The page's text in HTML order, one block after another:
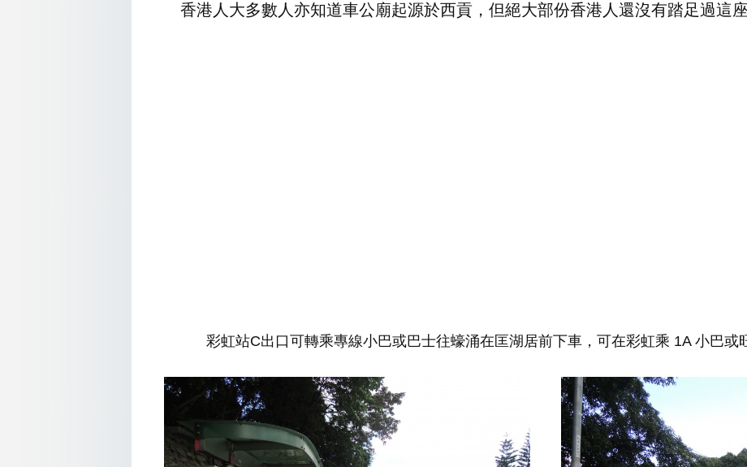
香港人大多數人亦知道車公廟起源於西貢，但絕大部份香港人還沒有踏足過這
彩虹站C出口可轉乘專線小巴或巴士往蠔涌在匡湖居前下車，可在彩虹乘 1A 小巴或